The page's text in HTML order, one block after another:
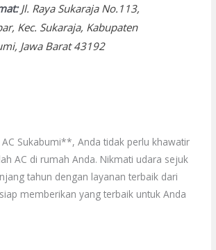
Jl. Raya Sukaraja No.113,
Kec. Sukaraja, Kabupaten
Jawa Barat 43192
Sukabumi**, Anda tidak perlu khawatir
AC di rumah Anda. Nikmati udara sejuk
tahun dengan layanan terbaik dari
memberikan yang terbaik untuk Anda